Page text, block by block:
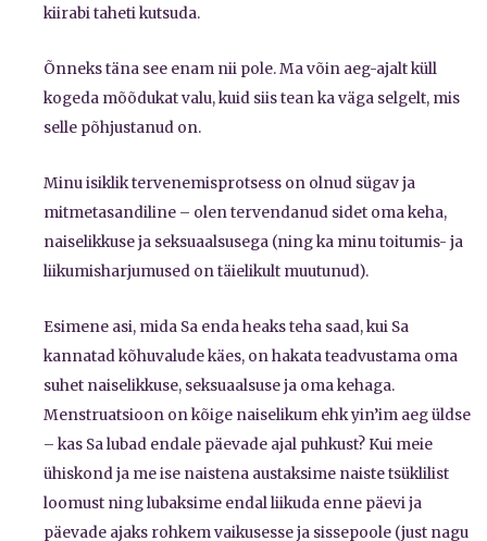
kiirabi taheti kutsuda.
Õnneks täna see enam nii pole. Ma võin aeg-ajalt küll
kogeda mõõdukat valu, kuid siis tean ka väga selgelt, mis
selle põhjustanud on.
Minu isiklik tervenemisprotsess on olnud sügav ja
mitmetasandiline – olen tervendanud sidet oma keha,
naiselikkuse ja seksuaalsusega (ning ka minu toitumis- ja
liikumisharjumused on täielikult muutunud).
Esimene asi, mida Sa enda heaks teha saad, kui Sa
kannatad kõhuvalude käes, on hakata teadvustama oma
suhet naiselikkuse, seksuaalsuse ja oma kehaga.
Menstruatsioon on kõige naiselikum ehk yin’im aeg üldse
– kas Sa lubad endale päevade ajal puhkust? Kui meie
ühiskond ja me ise naistena austaksime naiste tsüklilist
loomust ning lubaksime endal liikuda enne päevi ja
päevade ajaks rohkem vaikusesse ja sissepoole (just nagu